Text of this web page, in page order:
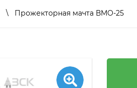
\ Прожекторная мачта ВМО-25